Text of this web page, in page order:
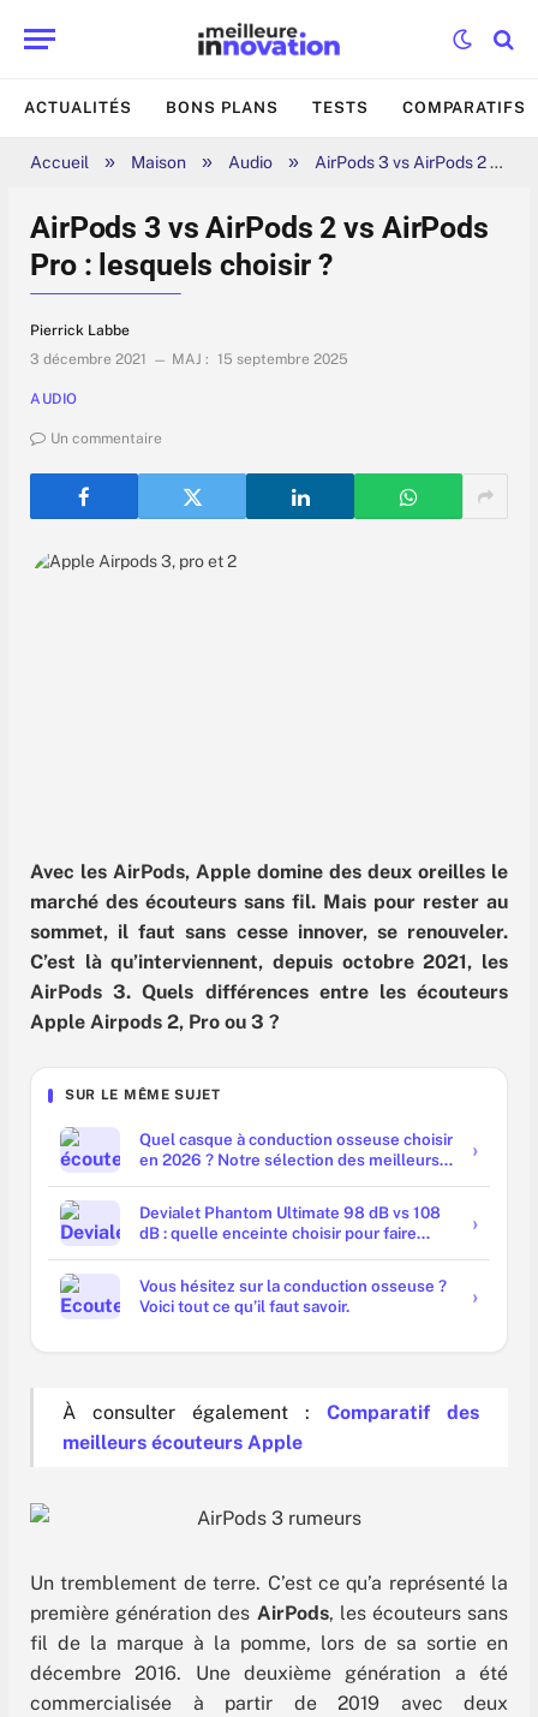
ACTUALITÉS BONS PLANS TESTS COMPARATIFS
Accueil » Maison » Audio » AirPods 3 vs AirPods 2 vs AirPods Pro : lesquels choisir ?
AirPods 3 vs AirPods 2 vs AirPods
Pro : lesquels choisir ?
Pierrick Labbe
3 décembre 2021
MAJ : 15 septembre 2025
AUDIO
Un commentaire
Avec les AirPods, Apple domine des deux oreilles le
marché des écouteurs sans fil. Mais pour rester au
sommet, il faut sans cesse innover, se renouveler.
C’est là qu’interviennent, depuis octobre 2021, les
AirPods 3. Quels différences entre les écouteurs
Apple Airpods 2, Pro ou 3 ?
SUR LE MÊME SUJET
Quel casque à conduction osseuse choisir
en 2026 ? Notre sélection des meilleurs
Devialet Phantom Ultimate 98 dB vs 108
dB : quelle enceinte choisir pour faire
Vous hésitez sur la conduction osseuse ?
Voici tout ce qu’il faut savoir.
À consulter également : Comparatif des
meilleurs écouteurs Apple
Un tremblement de terre. C’est ce qu’a représenté la
première génération des AirPods, les écouteurs sans
fil de la marque à la pomme, lors de sa sortie en
décembre 2016. Une deuxième génération a été
commercialisée à partir de 2019 avec deux